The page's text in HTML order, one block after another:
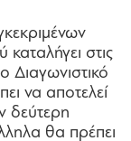
στις
Διαγωνιστικό
να αποτελεί
δεύτερη
θα πρέπει